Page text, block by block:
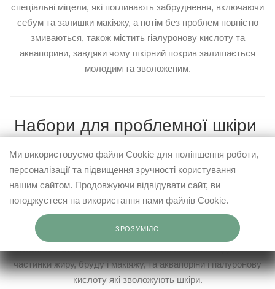
спеціальні міцели, які поглинають забруднення, включаючи
себум та залишки макіяжу, а потім без проблем повністю
змиваються, також містить гіалуронову кислоту та
аквапорини, завдяки чому шкірний покрив залишається
молодим та зволоженим.
Набори для проблемної шкіри
Dr.Sante Simply Clean- ефективно бореться з проявами
акне, висипанням на шкірі різного характеру.
Dr.Sante Cucumber Balance Control - засоби для
очищення та повсякденного догляду за шкірою обличчя,
основний акцент у яких зроблено на боротьбу з основними
проблемами жирної шкіри та виражений матувальний ефект.
Dr.Sante Pure Cоde - містить міцели які легко видаляють
частинки жиру, бруду і макіяжу, та аквапоріни і гіалуронову
кислоту які зволожують шкіри.
Ми використовуємо файли Cookie для поліпшення роботи,
персоналізації та підвищення зручності користування
нашим сайтом. Продовжуючи відвідувати сайт, ви
погоджуєтеся на використання нами файлів Cookie.
ЗРОЗУМІЛО